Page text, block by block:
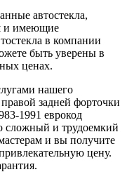
автостекла,
и имеющие
в компании
быть уверены в
ценах.
нашего
задней форточки
1991 еврокод
сложный и трудоемкий
и вы получите
цену.